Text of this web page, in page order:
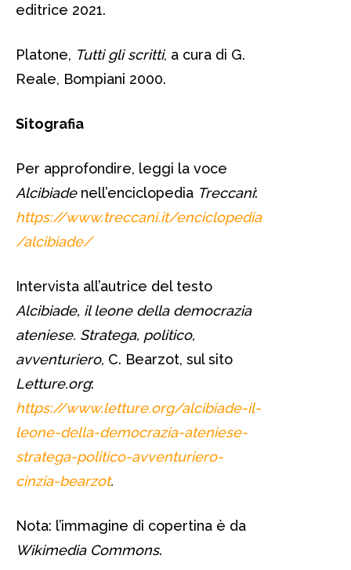
editrice 2021.
Platone, Tutti gli scritti, a cura di G.
Reale, Bompiani 2000.
Sitografia
Per approfondire, leggi la voce
Alcibiadenell’enciclopedia Treccani:
https://www.treccani.it/enciclopedia
/alcibiade/
Intervista all’autrice del testo
Alcibiade, il leone della democrazia
ateniese. Stratega, politico,
avventuriero, C. Bearzot, sul sito
Letture.org:
https://www.letture.org/alcibiade-il-
leone-della-democrazia-ateniese-
stratega-politico-avventuriero-
cinzia-bearzot.
Nota: l’immagine di copertina è da
Wikimedia Commons.